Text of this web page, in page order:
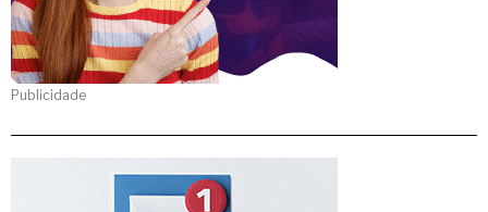
Publicidade